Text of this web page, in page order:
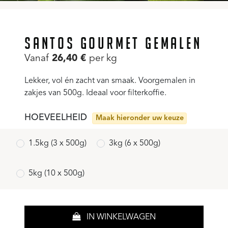
SANTOS GOURMET GEMALEN
Vanaf 26,40 € per kg
Lekker, vol én zacht van smaak. Voorgemalen in
zakjes van 500g. Ideaal voor filterkoffie.
HOEVEELHEID Maak hieronder uw keuze
1.5kg (3 x 500g) 3kg (6 x 500g)
5kg (10 x 500g)
IN WINKELWAGEN